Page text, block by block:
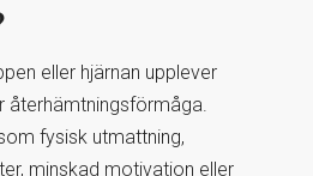
eller hjärnan upplever
återhämtningsförmåga.
fysisk utmattning,
minskad motivation eller